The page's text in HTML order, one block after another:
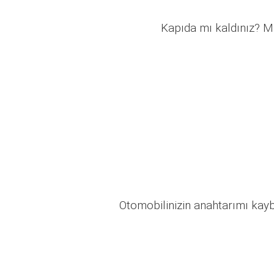
Kapıda mı
Otomobilinizin anahtarımı